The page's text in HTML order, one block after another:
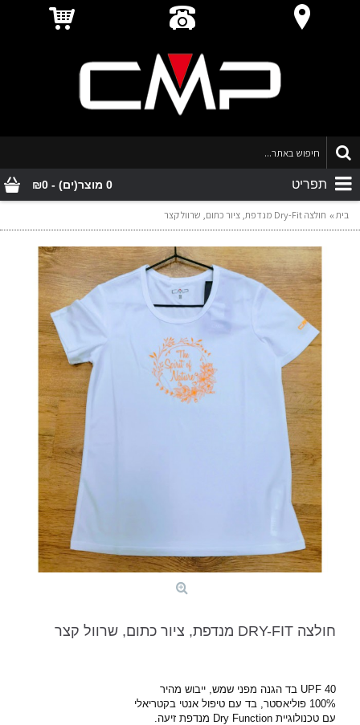
0 מוצר(ים) - ₪0 תפריט
בית חולצה Dry-Fit מנדפת, ציור כתום, שרוול קצר
חולצה DRY-FIT מנדפת, ציור כתום, שרוול קצר
UPF 40 בד הגנה מפני שמש,
ייבוש מהיר
100% פוליאסטר,
בד עם טיפול אנטי בקטריאלי
עם טכנולוגיית Dry Function מנדפת זיעה.